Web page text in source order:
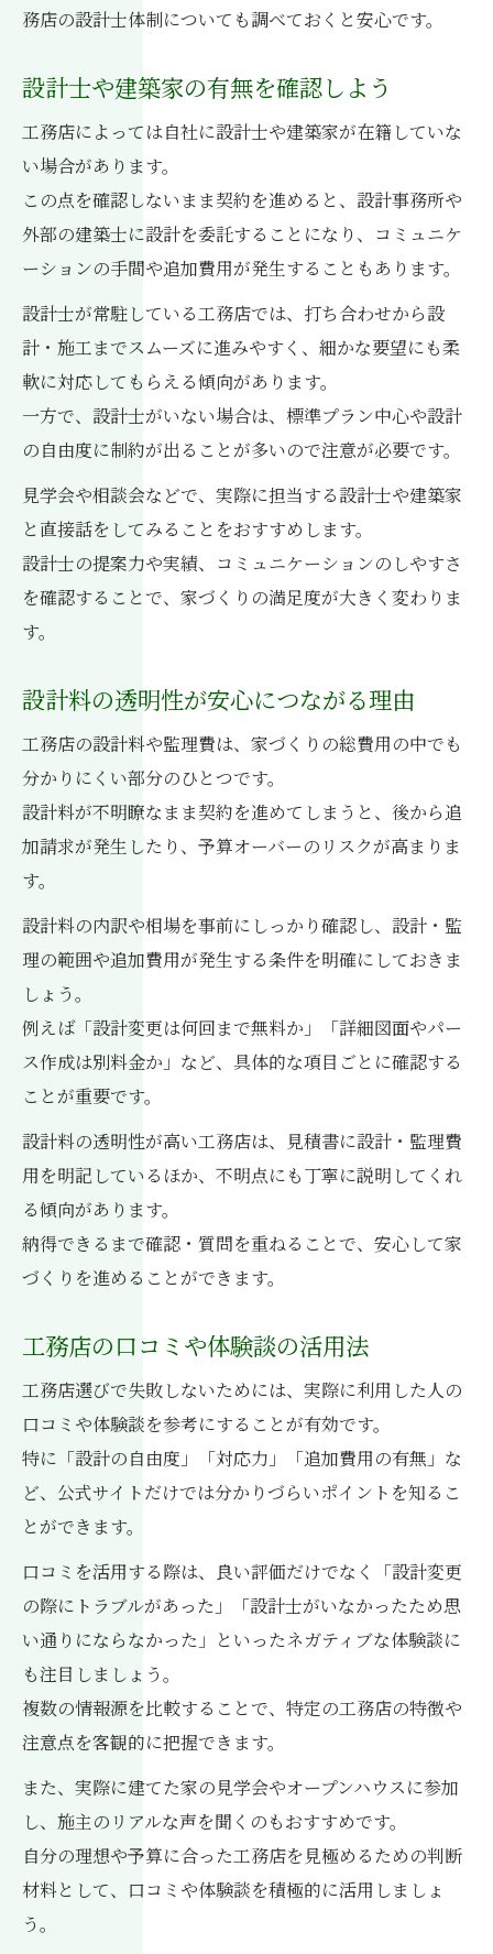
務店の設計士体制についても調べておくと安心です。
設計士や建築家の有無を確認しよう
工務店によっては自社に設計士や建築家が在籍していな
い場合があります。
この点を確認しないまま契約を進めると、設計事務所や
外部の建築士に設計を委託することになり、コミュニケ
ーションの手間や追加費用が発生することもあります。
設計士が常駐している工務店では、打ち合わせから設
計・施工までスムーズに進みやすく、細かな要望にも柔
軟に対応してもらえる傾向があります。
一方で、設計士がいない場合は、標準プラン中心や設計
の自由度に制約が出ることが多いので注意が必要です。
見学会や相談会などで、実際に担当する設計士や建築家
と直接話をしてみることをおすすめします。
設計士の提案力や実績、コミュニケーションのしやすさ
を確認することで、家づくりの満足度が大きく変わりま
す。
設計料の透明性が安心につながる理由
工務店の設計料や監理費は、家づくりの総費用の中でも
分かりにくい部分のひとつです。
設計料が不明瞭なまま契約を進めてしまうと、後から追
加請求が発生したり、予算オーバーのリスクが高まりま
す。
設計料の内訳や相場を事前にしっかり確認し、設計・監
理の範囲や追加費用が発生する条件を明確にしておきま
しょう。
例えば「設計変更は何回まで無料か」「詳細図面やパー
ス作成は別料金か」など、具体的な項目ごとに確認する
ことが重要です。
設計料の透明性が高い工務店は、見積書に設計・監理費
用を明記しているほか、不明点にも丁寧に説明してくれ
る傾向があります。
納得できるまで確認・質問を重ねることで、安心して家
づくりを進めることができます。
工務店の口コミや体験談の活用法
工務店選びで失敗しないためには、実際に利用した人の
口コミや体験談を参考にすることが有効です。
特に「設計の自由度」「対応力」「追加費用の有無」な
ど、公式サイトだけでは分かりづらいポイントを知るこ
とができます。
口コミを活用する際は、良い評価だけでなく「設計変更
の際にトラブルがあった」「設計士がいなかったため思
い通りにならなかった」といったネガティブな体験談に
も注目しましょう。
複数の情報源を比較することで、特定の工務店の特徴や
注意点を客観的に把握できます。
また、実際に建てた家の見学会やオープンハウスに参加
し、施主のリアルな声を聞くのもおすすめです。
自分の理想や予算に合った工務店を見極めるための判断
材料として、口コミや体験談を積極的に活用しましょ
う。